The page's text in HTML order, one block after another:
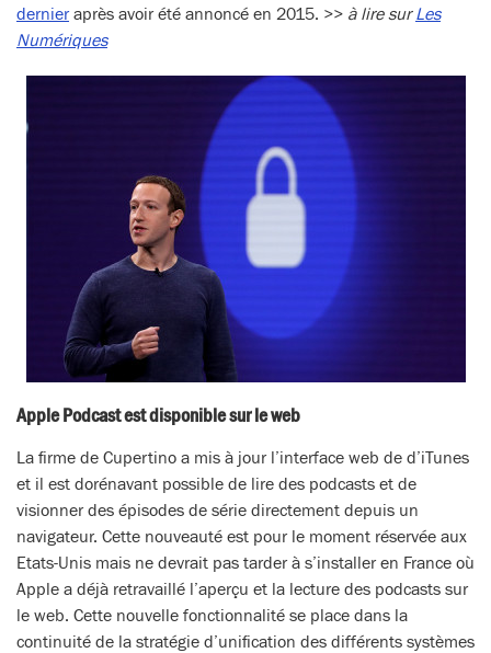
dernieraprès avoir été annoncé en 2015. >> à lire surLes
Numériques
Apple Podcast est disponible sur le web
La firme de Cupertino a mis à jour l’interface web de d’iTunes
et il est dorénavant possible de lire des podcasts et de
visionner des épisodes de série directement depuis un
navigateur. Cette nouveauté est pour le moment réservée aux
Etats-Unis mais ne devrait pas tarder à s’installer en France où
Apple a déjà retravaillé l’aperçu et la lecture des podcasts sur
le web. Cette nouvelle fonctionnalité se place dans la
continuité de la stratégie d’unification des différents systèmes